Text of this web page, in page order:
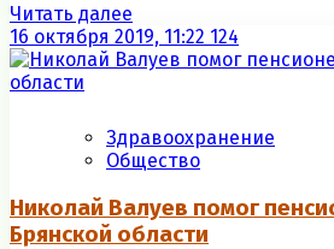
Читать далее
16 октября 2019, 11:22 124
Здравоохранение
Общество
Николай Валуев помог
Брянской области